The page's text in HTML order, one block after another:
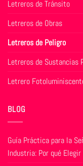
la
de
Letreros de Tránsito
Letreros de Obras
Letreros de Peligro
Letreros de Sustancias
Letrero
BLOG
Guía Práctica para la
Industria: Por qué